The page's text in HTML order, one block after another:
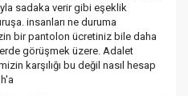
sadaka verir gibi eşeklik
insanları ne duruma
bir pantolon ücretiniz bile daha
görüşmek üzere. Adalet
karşılığı bu değil nasıl hesap